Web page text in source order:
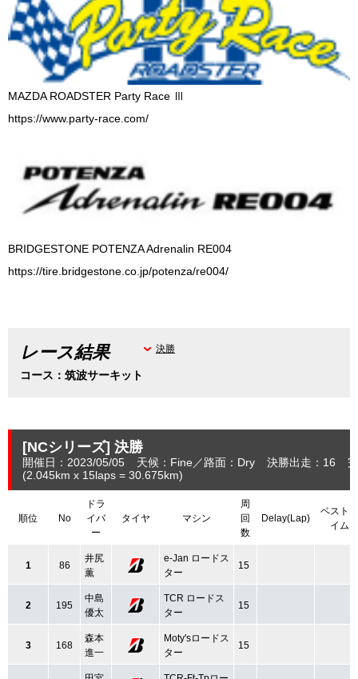
MAZDA ROADSTER Party Race Ⅲ
https://www.party-race.com/
BRIDGESTONE POTENZA Adrenalin RE004
https://tire.bridgestone.co.jp/potenza/re004/
レース結果
コース：筑波サーキット
決勝
[NCシリーズ] 決勝
開催日：2023/05/05 天候：Fine 路面：Dry 決勝出走：16
(2.045km x 15laps = 30.675km)
順位 No
ドラ
イバ
ー
タイヤ マシン
周
回
数
Delay(Lap)
ベストタ
イム
1 86
井尻
薫
e-Jan ロードス
ター
15
2 195
中島
優太
TCR ロードス
ター
15
3 168
森本
進一
Moty'sロードス
ター
15